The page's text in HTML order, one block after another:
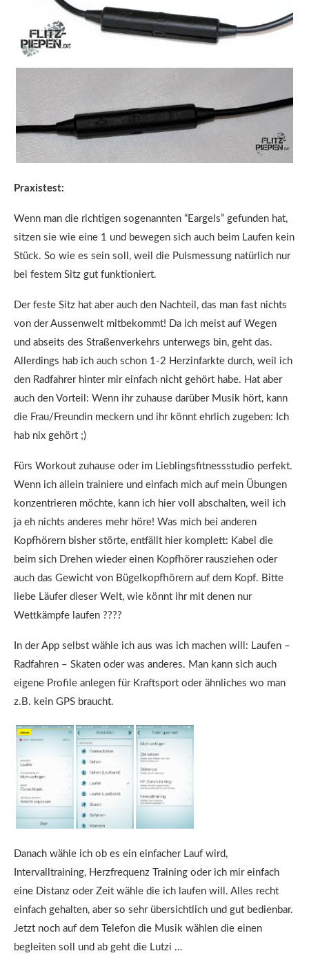
Praxistest:
Wenn man die richtigen sogenannten “Eargels” gefunden hat,
sitzen sie wie eine 1 und bewegen sich auch beim Laufen kein
Stück. So wie es sein soll, weil die Pulsmessung natürlich nur
bei festem Sitz gut funktioniert.
Der feste Sitz hat aber auch den Nachteil, das man fast nichts
von der Aussenwelt mitbekommt! Da ich meist auf Wegen
und abseits des Straßenverkehrs unterwegs bin, geht das.
Allerdings hab ich auch schon 1-2 Herzinfarkte durch, weil ich
den Radfahrer hinter mir einfach nicht gehört habe. Hat aber
auch den Vorteil: Wenn ihr zuhause darüber Musik hört, kann
die Frau/Freundin meckern und ihr könnt ehrlich zugeben: Ich
hab nix gehört ;)
Fürs Workout zuhause oder im Lieblingsfitnessstudio perfekt.
Wenn ich allein trainiere und einfach mich auf mein Übungen
konzentrieren möchte, kann ich hier voll abschalten, weil ich
ja eh nichts anderes mehr höre! Was mich bei anderen
Kopfhörern bisher störte, entfällt hier komplett: Kabel die
beim sich Drehen wieder einen Kopfhörer rausziehen oder
auch das Gewicht von Bügelkopfhörern auf dem Kopf. Bitte
liebe Läufer dieser Welt, wie könnt ihr mit denen nur
Wettkämpfe laufen ????
In der App selbst wähle ich aus was ich machen will: Laufen –
Radfahren – Skaten oder was anderes. Man kann sich auch
eigene Profile anlegen für Kraftsport oder ähnliches wo man
z.B. kein GPS braucht.
Danach wähle ich ob es ein einfacher Lauf wird,
Intervalltraining, Herzfrequenz Training oder ich mir einfach
eine Distanz oder Zeit wähle die ich laufen will. Alles recht
einfach gehalten, aber so sehr übersichtlich und gut bedienbar.
Jetzt noch auf dem Telefon die Musik wählen die einen
begleiten soll und ab geht die Lutzi …